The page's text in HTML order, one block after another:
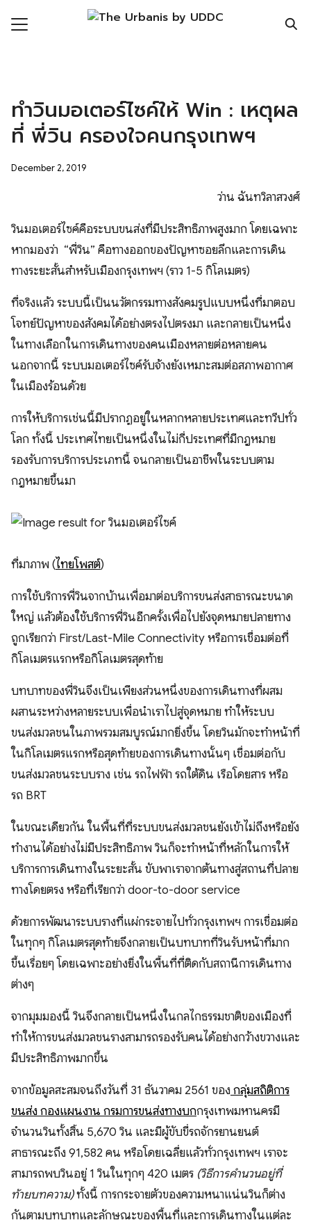
Realm
Data
ทำวินมอเตอร์ไซค์ให้ Win : เหตุผล
ที่ พี่วิน ครองใจคนกรุงเทพฯ
December 2, 2019
ว่าน ฉันทวิลาสวงศ์
วินมอเตอร์ไซค์คือระบบขนส่งที่มีประสิทธิภาพสูงมาก โดยเฉพาะ
หากมองว่า “พี่วิน” คือทางออกของปัญหาซอยลึกและการเดิน
ทางระยะสั้นสำหรับเมืองกรุงเทพฯ (ราว 1-5 กิโลเมตร)
ที่จริงแล้ว ระบบนี้เป็นนวัตกรรมทางสังคมรูปแบบหนึ่งที่มาตอบ
โจทย์ปัญหาของสังคมได้อย่างตรงไปตรงมา และกลายเป็นหนึ่ง
ในทางเลือกในการเดินทางของคนเมืองหลายต่อหลายคน
นอกจากนี้ ระบบมอเตอร์ไซค์รับจ้างยังเหมาะสมต่อสภาพอากาศ
ในเมืองร้อนด้วย
การให้บริการเช่นนี้มีปรากฏอยู่ในหลากหลายประเทศและทวีปทั่ว
โลก ทั้งนี้ ประเทศไทยเป็นหนึ่งในไม่กี่ประเทศที่มีกฎหมาย
รองรับการบริการประเภทนี้ จนกลายเป็นอาชีพในระบบตาม
กฎหมายขึ้นมา
ที่มาภาพ (ไทยโพสต์)
การใช้บริการพี่วินจากบ้านเพื่อมาต่อบริการขนส่งสาธารณะขนาด
ใหญ่ แล้วต้องใช้บริการพี่วินอีกครั้งเพื่อไปยังจุดหมายปลายทาง
ถูกเรียกว่า First/Last-Mile Connectivity หรือการเชื่อมต่อที่
กิโลเมตรแรกหรือกิโลเมตรสุดท้าย
บทบาทของพี่วินจึงเป็นเพียงส่วนหนึ่งของการเดินทางที่ผสม
ผสานระหว่างหลายระบบเพื่อนำเราไปสู่จุดหมาย ทำให้ระบบ
ขนส่งมวลชนในภาพรวมสมบูรณ์มากยิ่งขึ้น โดยวินมักจะทำหน้าที่
ในกิโลเมตรแรกหรือสุดท้ายของการเดินทางนั้นๆ เชื่อมต่อกับ
ขนส่งมวลชนระบบราง เช่น รถไฟฟ้า รถใต้ดิน เรือโดยสาร หรือ
รถ BRT
ในขณะเดียวกัน ในพื้นที่ที่ระบบขนส่งมวลชนยังเข้าไม่ถึงหรือยัง
ทำงานได้อย่างไม่มีประสิทธิภาพ วินก็จะทำหน้าที่หลักในการให้
บริการการเดินทางในระยะสั้น ขับพาเราจากต้นทางสู่สถานที่ปลาย
ทางโดยตรง หรือที่เรียกว่า door-to-door service
ด้วยการพัฒนาระบบรางที่แผ่กระจายไปทั่วกรุงเทพฯ การเชื่อมต่อ
ในทุกๆ กิโลเมตรสุดท้ายจึงกลายเป็นบทบาทที่วินรับหน้าที่มาก
ขึ้นเรื่อยๆ โดยเฉพาะอย่างยิ่งในพื้นที่ที่ติดกับสถานีการเดินทาง
ต่างๆ
จากมุมมองนี้ วินจึงกลายเป็นหนึ่งในกลไกธรรมชาติของเมืองที่
ทำให้การขนส่งมวลชนรางสามารถรองรับคนได้อย่างกว้างขวางและ
มีประสิทธิภาพมากขึ้น
จากข้อมูลสะสมจนถึงวันที่ 31 ธันวาคม 2561 ของกลุ่มสถิติการ
ขนส่ง กองแผนงาน กรมการขนส่งทางบกกรุงเทพมหานครมี
จำนวนวินทั้งสิ้น 5,670 วิน และมีผู้ขับขี่รถจักรยานยนต์
สาธารณะถึง 91,582 คน หรือโดยเฉลี่ยแล้วทั่วกรุงเทพฯ เราจะ
สามารถพบวินอยู่ 1 วินในทุกๆ 420 เมตร (วิธีการคำนวนอยู่ที่
ท้ายบทความ)ทั้งนี้ การกระจายตัวของความหนาแน่นวินก็ต่าง
กันตามบทบาทและลักษณะของพื้นที่และการเดินทางในแต่ละ